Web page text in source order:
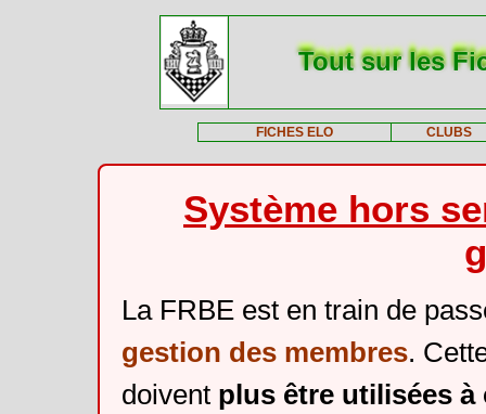
Tout sur les
FICHES ELO CLUBS
Système hors
La FRBE est en train de
gestion des membres.
doivent plus être utilisées